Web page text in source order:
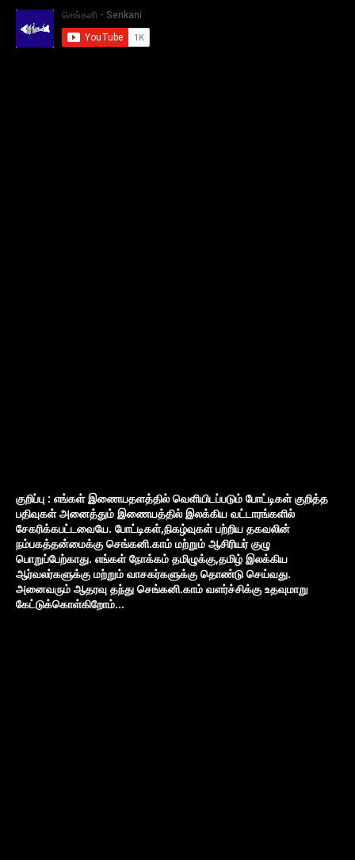
குறிப்பு : எங்கள் இணையதளத்தில் வெளியிடப்படும் போட்டிகள் குறித்த
பதிவுகள் அனைத்தும் இணையத்தில் இலக்கிய வட்டாரங்களில்
சேகரிக்கபட்டவையே. போட்டிகள்,நிகழ்வுகள் பற்றிய தகவலின்
நம்பகத்தன்மைக்கு செங்கனி.காம் மற்றும் ஆசிரியர் குழு
பொறுப்பேற்காது. எங்கள் நோக்கம் தமிழுக்கு,தமிழ் இலக்கிய
ஆர்வலர்களுக்கு மற்றும் வாசகர்களுக்கு தொண்டு செய்வது.
அனைவரும் ஆதரவு தந்து செங்கனி.காம் வளர்ச்சிக்கு உதவுமாறு
கேட்டுக்கொள்கிறோம்...